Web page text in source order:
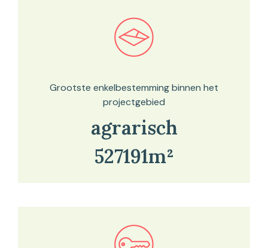
Bekijk in onze kaartviewer
Grootste enkelbestemming binnen het
projectgebied
agrarisch
527191m²